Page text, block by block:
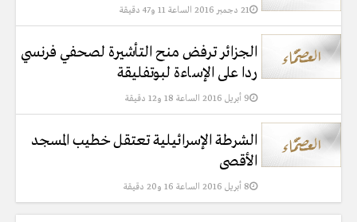
21 دجمبر 2016 الساعة 11 و47 دقيقة
الجزائر ترفض منح التأشيرة لصحفي فرنسي
ردا على الإساءة لبوتفليقة
9 أبريل 2016 الساعة 18 و12 دقيقة
الشرطة الإسرائيلية تعتقل خطيب المسجد
الأقصى
8 أبريل 2016 الساعة 16 و20 دقيقة